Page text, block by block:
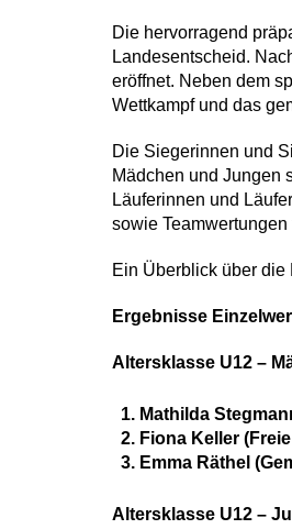
Die hervorragend
Landesentscheid.
eröffnet. Neben dem
Wettkampf und das
Die Siegerinnen und
Mädchen und Jungen
Läuferinnen und
sowie
Ein Überblick über
Ergebnisse
Altersklasse U12 –
Mathilda
Fiona Keller
Emma Räthel
Altersklasse U12 –